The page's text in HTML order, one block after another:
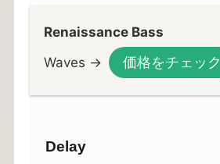
Renaissance Bass
Waves →
価格をチェック
Delay